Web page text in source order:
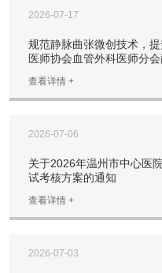
2026-07-17
规范静脉曲张微创技术，
医师协会血管外科医师分
查看详情 +
2026-07-06
关于2026年温州市中心医
试考核方案的通知
查看详情 +
2026-07-03